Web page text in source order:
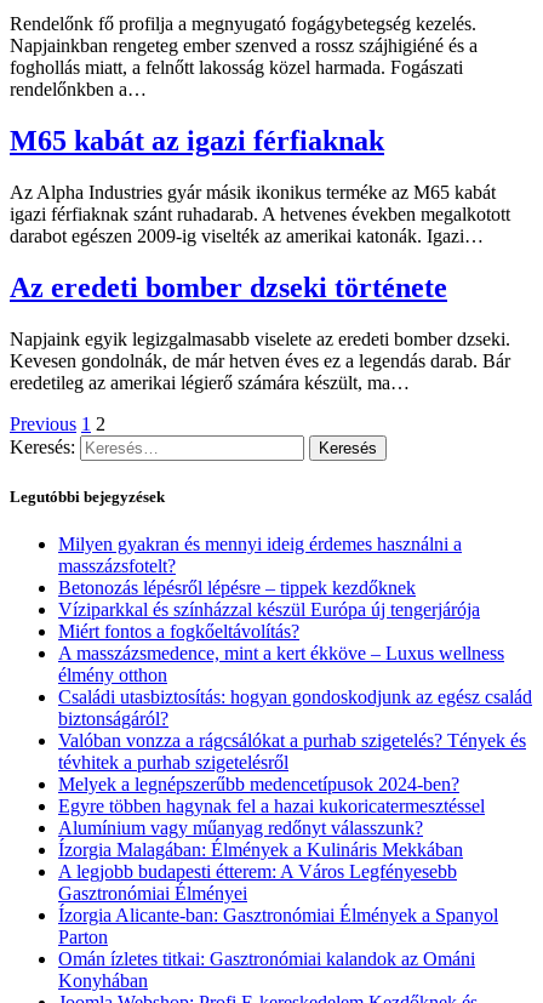
Rendelőnk fő profilja a megnyugató fogágybetegség kezelés.
Napjainkban rengeteg ember szenved a rossz szájhigiéné és a
foghollás miatt, a felnőtt lakosság közel harmada. Fogászati
rendelőnkben a…
M65 kabát az igazi férfiaknak
Az Alpha Industries gyár másik ikonikus terméke az M65 kabát
igazi férfiaknak szánt ruhadarab. A hetvenes években megalkotott
darabot egészen 2009-ig viselték az amerikai katonák. Igazi…
Az eredeti bomber dzseki története
Napjaink egyik legizgalmasabb viselete az eredeti bomber dzseki.
Kevesen gondolnák, de már hetven éves ez a legendás darab. Bár
eredetileg az amerikai légierő számára készült, ma…
Previous 1 2
Keresés:
Legutóbbi bejegyzések
Milyen gyakran és mennyi ideig érdemes használni a
masszázsfotelt?
Betonozás lépésről lépésre – tippek kezdőknek
Víziparkkal és színházzal készül Európa új tengerjárója
Miért fontos a fogkőeltávolítás?
A masszázsmedence, mint a kert ékköve – Luxus wellness
élmény otthon
Családi utasbiztosítás: hogyan gondoskodjunk az egész család
biztonságáról?
Valóban vonzza a rágcsálókat a purhab szigetelés? Tények és
tévhitek a purhab szigetelésről
Melyek a legnépszerűbb medencetípusok 2024-ben?
Egyre többen hagynak fel a hazai kukoricatermesztéssel
Alumínium vagy műanyag redőnyt válasszunk?
Ízorgia Malagában: Élmények a Kulináris Mekkában
A legjobb budapesti étterem: A Város Legfényesebb
Gasztronómiai Élményei
Ízorgia Alicante-ban: Gasztronómiai Élmények a Spanyol
Parton
Omán ízletes titkai: Gasztronómiai kalandok az Ománi
Konyhában